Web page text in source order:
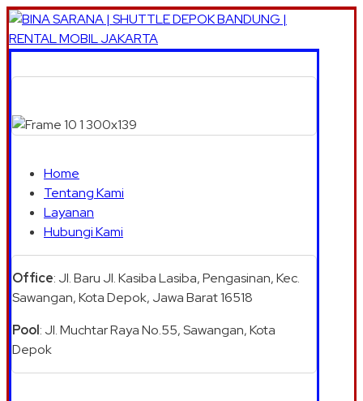
Home
Tentang Kami
Layanan
Hubungi Kami
Office: Jl. Baru Jl. Kasiba Lasiba, Pengasinan, Kec.
Sawangan, Kota Depok, Jawa Barat 16518
Pool: Jl. Muchtar Raya No.55, Sawangan, Kota
Depok